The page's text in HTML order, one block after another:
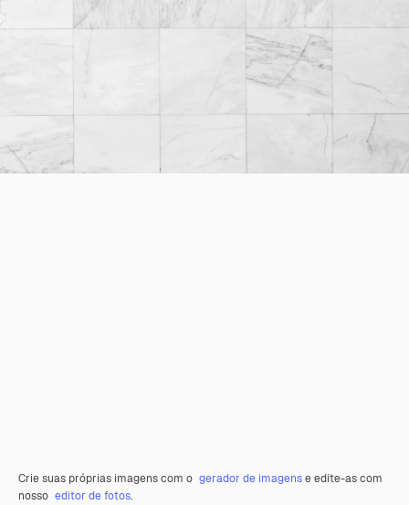
Crie suas próprias imagens com o gerador de imagense edite-as com
nosso editor de fotos.